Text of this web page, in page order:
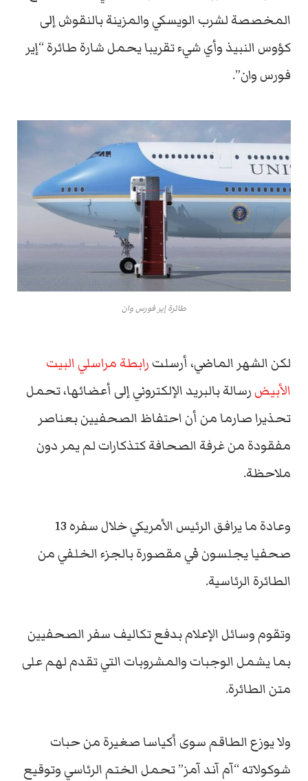
المخصصة لشرب الويسكي والمزينة بالنقوش إلى
كؤوس النبيذ وأي شيء تقريبا يحمل شارة طائرة “إير
فورس وان”.
طائرة إير فورس وان
لكن الشهر الماضي، أرسلترابطة مراسلي البيت
الأبيضرسالة بالبريد الإلكتروني إلى أعضائها، تحمل
تحذيرا صارما من أن احتفاظ الصحفيين بعناصر
مفقودة من غرفة الصحافة كتذكارات لم يمر دون
ملاحظة.
وعادة ما يرافق الرئيس الأمريكي خلال سفره 13
صحفيا يجلسون في مقصورة بالجزء الخلفي من
الطائرة الرئاسية.
وتقوم وسائل الإعلام بدفع تكاليف سفر الصحفيين
بما يشمل الوجبات والمشروبات التي تقدم لهم على
متن الطائرة.
ولا يوزع الطاقم سوى أكياسا صغيرة من حبات
شوكولاته “آم آند آمز” تحمل الختم الرئاسي وتوقيع